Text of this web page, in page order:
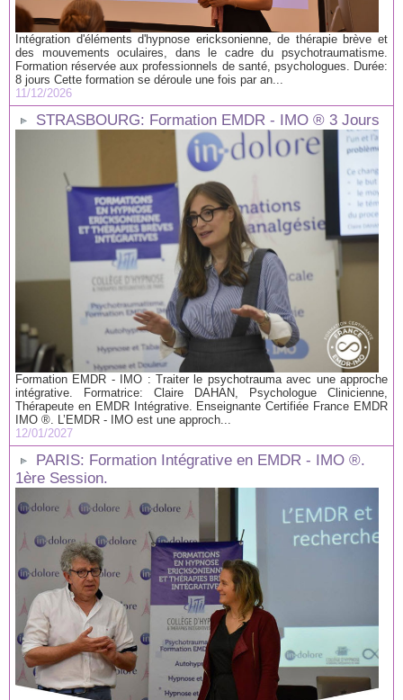
Intégration d'éléments d'hypnose ericksonienne, de thérapie brève et
des mouvements oculaires, dans le cadre du psychotraumatisme.
Formation réservée aux professionnels de santé, psychologues. Durée:
8 jours Cette formation se déroule une fois par an...
11/12/2026
STRASBOURG: Formation EMDR - IMO ® 3 Jours
Formation EMDR - IMO : Traiter le psychotrauma avec une approche
intégrative. Formatrice: Claire DAHAN, Psychologue Clinicienne,
Thérapeute en EMDR Intégrative. Enseignante Certifiée France EMDR
IMO ®. L’EMDR - IMO est une approch...
12/01/2027
PARIS: Formation Intégrative en EMDR - IMO ®.
1ère Session.